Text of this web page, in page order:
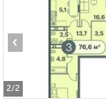
2/2
‹